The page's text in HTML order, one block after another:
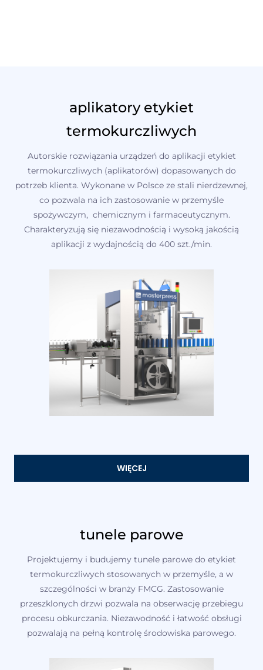
aplikatory etykiet
termokurczliwych
Autorskie rozwiązania urządzeń do aplikacji etykiet
termokurczliwych (aplikatorów) dopasowanych do
potrzeb klienta. Wykonane w Polsce ze stali nierdzewnej,
co pozwala na ich zastosowanie w przemyśle
spożywczym, chemicznym i farmaceutycznym.
Charakteryzują się niezawodnością i wysoką jakością
aplikacji z wydajnością do 400 szt./min.
WIĘCEJ
tunele parowe
Projektujemy i budujemy tunele parowe do etykiet
termokurczliwych stosowanych w przemyśle, a w
szczególności w branży FMCG. Zastosowanie
przeszklonych drzwi pozwala na obserwację przebiegu
procesu obkurczania. Niezawodność i łatwość obsługi
pozwalają na pełną kontrolę środowiska parowego.